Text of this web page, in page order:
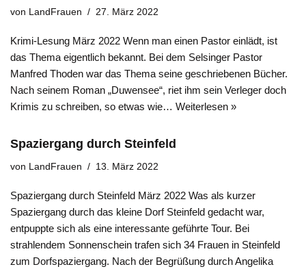
von LandFrauen 27. März 2022
Krimi-Lesung März 2022 Wenn man einen Pastor einlädt, ist
das Thema eigentlich bekannt. Bei dem Selsinger Pastor
Manfred Thoden war das Thema seine geschriebenen Bücher.
Nach seinem Roman „Duwensee“, riet ihm sein Verleger doch
Krimis zu schreiben, so etwas wie… Weiterlesen »
Spaziergang durch Steinfeld
von LandFrauen 13. März 2022
Spaziergang durch Steinfeld März 2022 Was als kurzer
Spaziergang durch das kleine Dorf Steinfeld gedacht war,
entpuppte sich als eine interessante geführte Tour. Bei
strahlendem Sonnenschein trafen sich 34 Frauen in Steinfeld
zum Dorfspaziergang. Nach der Begrüßung durch Angelika